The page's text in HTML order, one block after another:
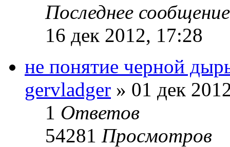
Последнее
16 дек 2012, 17:28
не понятие черной
gervladger » 01 дек
1 Ответов
54281 Просмотров